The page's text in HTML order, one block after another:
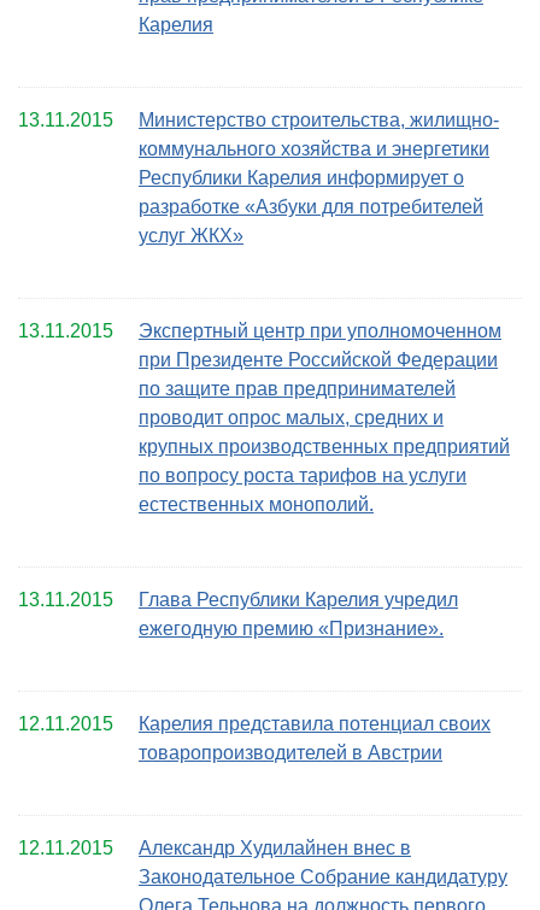
Карелия
13.11.2015
Министерство строительства, жилищно-
коммунального хозяйства и энергетики
Республики Карелия информирует о
разработке «Азбуки для потребителей
услуг ЖКХ»
13.11.2015
Экспертный центр при уполномоченном
при Президенте Российской Федерации
по защите прав предпринимателей
проводит опрос малых, средних и
крупных производственных предприятий
по вопросу роста тарифов на услуги
естественных монополий.
13.11.2015
Глава Республики Карелия учредил
ежегодную премию «Признание».
12.11.2015
Карелия представила потенциал своих
товаропроизводителей в Австрии
12.11.2015
Александр Худилайнен внес в
Законодательное Собрание кандидатуру
Олега Тельнова на должность первого